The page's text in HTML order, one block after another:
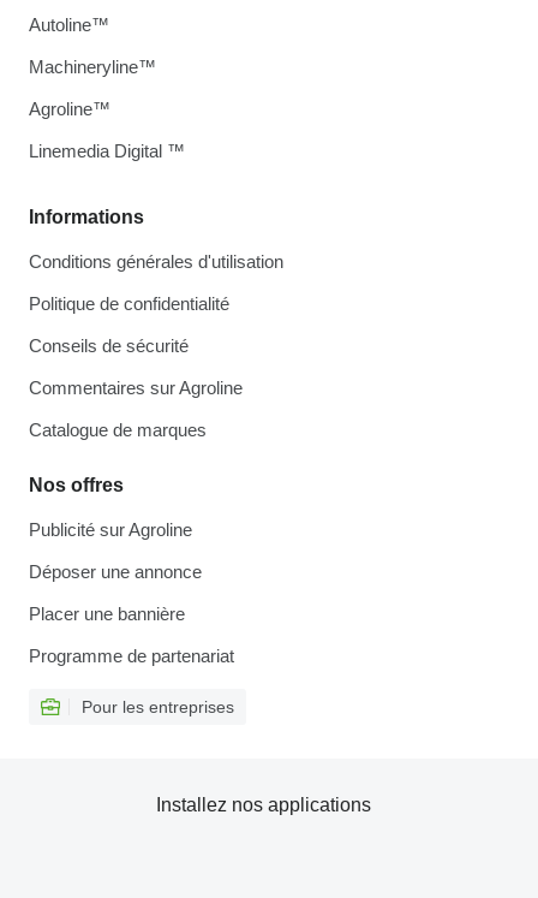
Informations
Conditions générales d'utilisation
Politique de confidentialité
Conseils de sécurité
Commentaires sur Agroline
Catalogue de marques
Nos offres
Publicité sur Agroline
Déposer une annonce
Placer une bannière
Programme de partenariat
Pour les entreprises
Autoline™
Machineryline™
Agroline™
Linemedia Digital ™
Installez nos applications